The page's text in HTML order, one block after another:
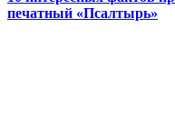
печатный «Псалтырь»